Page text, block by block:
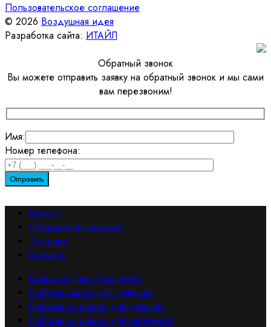
Пользовательское соглашение
© 2026 Воздушная идея
Разработка сайта: ИТАЙЛ
Обратный звонок
Вы можете отправить заявку на обратный звонок и мы сами
вам перезвоним!
Имя:
Номер телефона:
Каталог
Оформление шарами
Доставка
Контакты
Шары на День Рождения
Наборы шаров для девушек
Наборы из шаров для девочек
Наборы из шаров для мальчиков